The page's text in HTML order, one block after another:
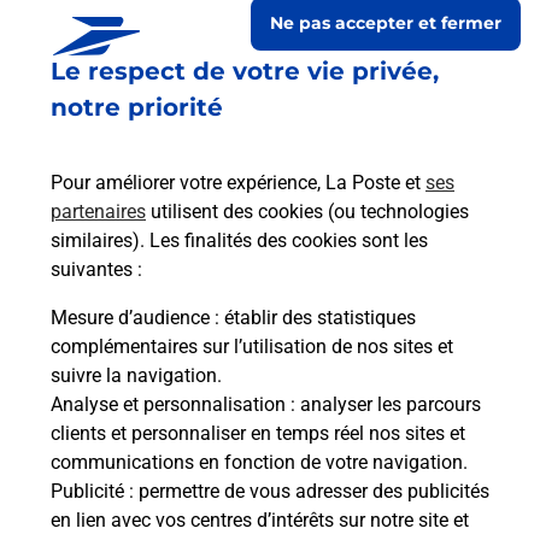
Le respect de votre vie privée,
notre priorité
Pour améliorer votre expérience, La Poste et ses
partenaires utilisent des cookies (ou technologies
similaires). Les finalités des cookies sont les
suivantes :
Mesure d’audience : établir des statistiques
complémentaires sur l’utilisation de nos sites et
suivre la navigation.
Analyse et personnalisation : analyser les parcours
clients et personnaliser en temps réel nos sites et
communications en fonction de votre navigation.
Publicité : permettre de vous adresser des publicités
en lien avec vos centres d’intérêts sur notre site et
Ne pas accepter et fermer
Collecte du courrier aujourd'hui à 09h00
51 Grand Rue
68480 Courtavon
Itinéraire
Le lien s'ouvre dans un nouvel onglet